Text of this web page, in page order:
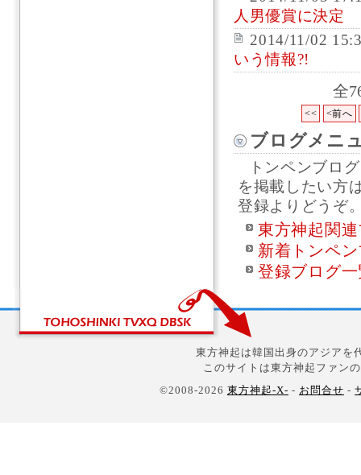
人男優賞に決定
2014/11/02
いう情報?!
全
<< <前へ
ブログメニ
トンペンブロ
を掲載したい方
登録よりどうぞ
東方神起関
新着トンペ
登録ブログ
東方神起は韓国出身のアジアを
このサイトは東方神起ファン
©2008-2026 東方神起-X- - お問合せ -